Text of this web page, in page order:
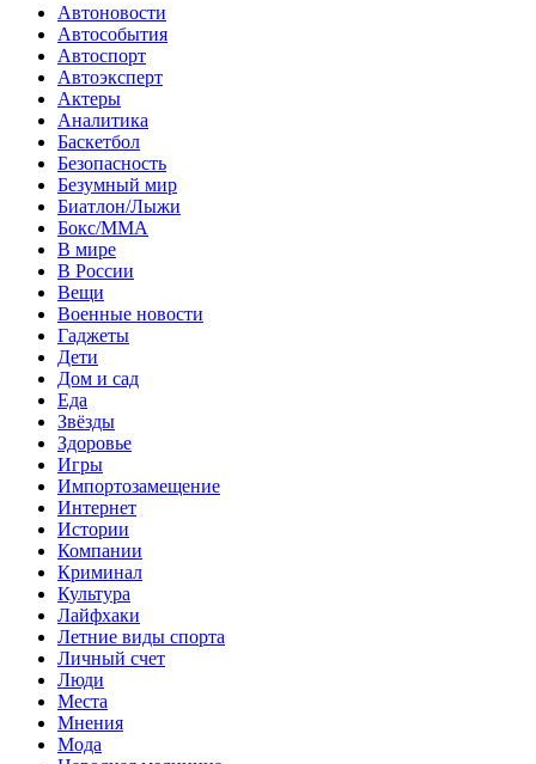
Автоновости
Автособытия
Автоспорт
Автоэксперт
Актеры
Аналитика
Баскетбол
Безопасность
Безумный мир
Биатлон/Лыжи
Бокс/MMA
В мире
В России
Вещи
Военные новости
Гаджеты
Дети
Дом и сад
Еда
Звёзды
Здоровье
Игры
Импортозамещение
Интернет
Истории
Компании
Криминал
Культура
Лайфхаки
Летние виды спорта
Личный счет
Люди
Места
Мнения
Мода